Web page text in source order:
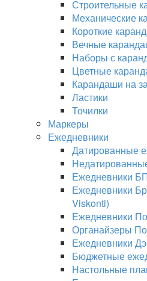
Строительные
Механические
Короткие
Вечные
Наборы с
Цветные
Карандаши на
Ластики
Точилки
Маркеры
Ежедневники
Датированные
Ежедневники
Ежедневники
Viskonti)
Ежедневники
Органайзеры
Ежедневники
Бюджетные
Настольные